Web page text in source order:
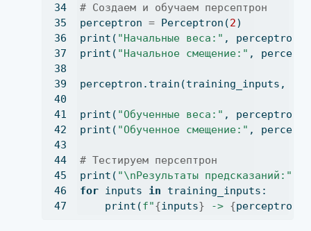
# Создаем и обучаем персептрон
perceptron = Perceptron(2)
print ( "Начальные веса:" ,
print ( "Начальное смещение:" ,
perceptron.train(training_inputs,
print ( "Обученные веса:" ,
print ( "Обученное смещение:" ,
# Тестируем персептрон
print ( "\nРезультаты предсказаний:"
for inputs in training_inputs:
print (f"{inputs} -> {perceptron